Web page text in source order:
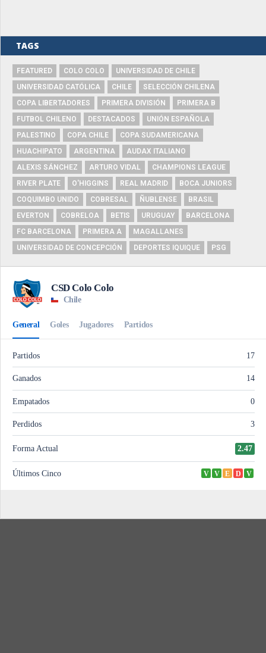
TAGS
FEATURED COLO COLO
UNIVERSIDAD DE CHILE
UNIVERSIDAD CATÓLICA
CHILE
SELECCIÓN CHILENA
COPA LIBERTADORES
PRIMERA DIVISIÓN
PRIMERA B
FUTBOL CHILENO
DESTACADOS
UNIÓN ESPAÑOLA
PALESTINO
COPA CHILE
COPA SUDAMERICANA
HUACHIPATO
ARGENTINA
AUDAX ITALIANO
ALEXIS SÁNCHEZ
ARTURO VIDAL
CHAMPIONS LEAGUE
RIVER PLATE
O'HIGGINS REAL MADRID
BOCA JUNIORS
COQUIMBO UNIDO
COBRESAL ÑUBLENSE
BRASIL
EVERTON
COBRELOA BETIS URUGUAY
BARCELONA
FC BARCELONA
PRIMERA A
MAGALLANES
UNIVERSIDAD DE CONCEPCIÓN
DEPORTES IQUIQUE PSG